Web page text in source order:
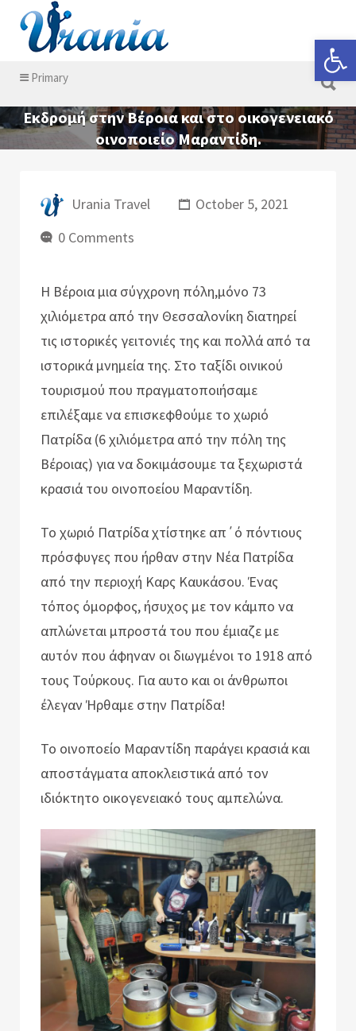
Search for:
Primary
Search for:
Εκδρομή στην Βέροια και στο οικογενειακό
οινοποιείο Μαραντίδη.
Urania Travel
October 5, 2021
0 Comments
Η Βέροια μια σύγχρονη πόλη,μόνο 73
χιλιόμετρα από την Θεσσαλονίκη διατηρεί
τις ιστορικές γειτονιές της και πολλά από τα
ιστορικά μνημεία της. Στο ταξίδι οινικού
τουρισμού που πραγματοποιήσαμε
επιλέξαμε να επισκεφθούμε το χωριό
Πατρίδα (6 χιλιόμετρα από την πόλη της
Βέροιας) για να δοκιμάσουμε τα ξεχωριστά
κρασιά του οινοποείου Μαραντίδη.
Το χωριό Πατρίδα χτίστηκε απ΄ό πόντιους
πρόσφυγες που ήρθαν στην Νέα Πατρίδα
από την περιοχή Καρς Καυκάσου. Ένας
τόπος όμορφος, ήσυχος με τον κάμπο να
απλώνεται μπροστά του που έμιαζε με
αυτόν που άφηναν οι διωγμένοι το 1918 από
τους Τούρκους. Για αυτο και οι άνθρωποι
έλεγαν Ήρθαμε στην Πατρίδα!
Το οινοποείο Μαραντίδη παράγει κρασιά και
αποστάγματα αποκλειστικά από τον
ιδιόκτητο οικογενειακό τους αμπελώνα.